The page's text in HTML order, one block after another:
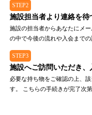
STEP2
施設担当者より連絡を待
施設の担当者からあなたにメ
の中で今後の流れや入会まで
STEP3
施設へご訪問いただき、
必要な持ち物をご確認の上、
す。 こちらの手続きが完了次